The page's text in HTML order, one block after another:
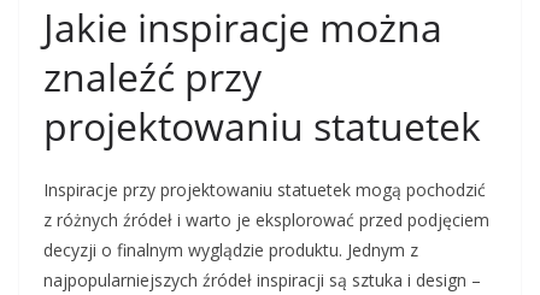
Jakie inspiracje można
znaleźć przy
projektowaniu statuetek
Inspiracje przy projektowaniu statuetek mogą pochodzić
z różnych źródeł i warto je eksplorować przed podjęciem
decyzji o finalnym wyglądzie produktu. Jednym z
najpopularniejszych źródeł inspiracji są sztuka i design –